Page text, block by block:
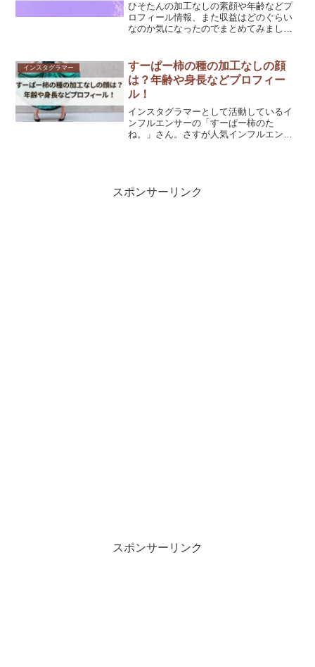
ひそたんの加工なしの素顔や年齢などプ
ロフィール情報、また収益はどのぐらい
なのか気になったのでまとめてみまし
そたんを、2,021年からスタート！チャン
ネル登録者6...
インスタグラマー
すーぱー柿の種の加工なしの顔
は？年齢や身長などプロフィー
ル！
インスタグラマーとして活動しているイ
ンフルエンサーの「すーぱー柿のた
ね。」さん。さすが人気インフルエンサ
スポンサーリンク
スポンサーリンク